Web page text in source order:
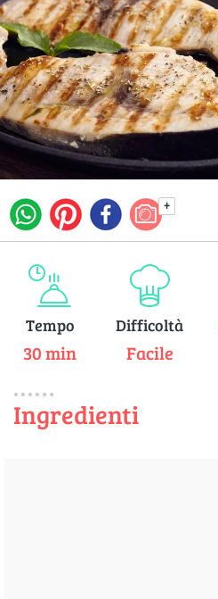
+
Tempo
30 min
Difficoltà
Facile
Ingredienti